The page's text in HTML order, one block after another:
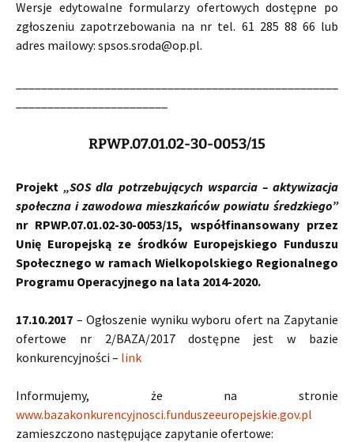
Wersje edytowalne formularzy ofertowych dostępne po
zgłoszeniu zapotrzebowania na nr tel. 61 285 88 66 lub
adres mailowy: spsos.sroda@op.pl.
RPWP.07.01.02-30-0053/15
Projekt„SOS dla potrzebujących wsparcia – aktywizacja
społeczna i zawodowa mieszkańców powiatu średzkiego”
nr RPWP.07.01.02-30-0053/15, współfinansowany przez
Unię Europejską ze środków Europejskiego Funduszu
Społecznego w ramach Wielkopolskiego Regionalnego
Programu Operacyjnego na lata 2014-2020.
17.10.2017 – Ogłoszenie wyniku wyboru ofert na Zapytanie
ofertowe nr 2/BAZA/2017 dostępne jest w bazie
konkurencyjności – link
Informujemy, że na stronie
www.bazakonkurencyjnosci.funduszeeuropejskie.gov.pl
zamieszczono następujące zapytanie ofertowe: